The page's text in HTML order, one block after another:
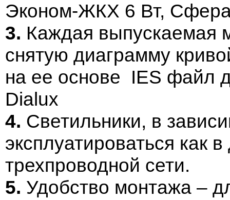
Эконом-ЖКХ 6 Вт,
3. Каждая выпускаемая
снятую диаграмму
на ее основе IES файл
Dialux
4. Светильники, в
эксплуатироваться как
трехпроводной сети.
5. Удобство монтажа –